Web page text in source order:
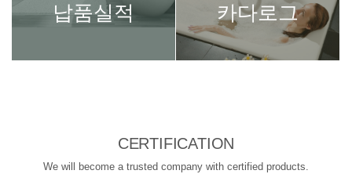
납품실적 카다로그
CERTIFICATION
We will become a trusted company with certified products.